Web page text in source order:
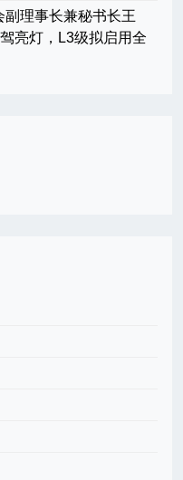
理事长兼秘书长王
亮灯，L3级拟启用全